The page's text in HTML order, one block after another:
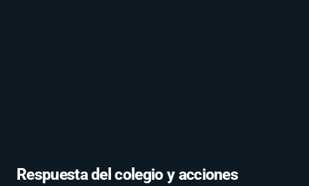
Respuesta del colegio y acciones